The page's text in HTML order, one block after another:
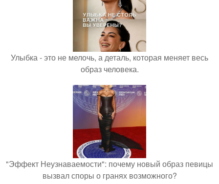
Улыбка - это не мелочь, а деталь, которая меняет весь
образ человека.
"Эффект Неузнаваемости": почему новый образ певицы
вызвал споры о гранях возможного?